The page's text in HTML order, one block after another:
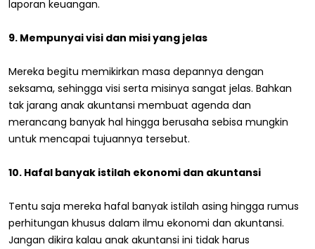
laporan keuangan.
9. Mempunyai visi dan misi yang jelas
Mereka begitu memikirkan masa depannya dengan
seksama, sehingga visi serta misinya sangat jelas. Bahkan
tak jarang anak akuntansi membuat agenda dan
merancang banyak hal hingga berusaha sebisa mungkin
untuk mencapai tujuannya tersebut.
10. Hafal banyak istilah ekonomi dan akuntansi
Tentu saja mereka hafal banyak istilah asing hingga rumus
perhitungan khusus dalam ilmu ekonomi dan akuntansi.
Jangan dikira kalau anak akuntansi ini tidak harus